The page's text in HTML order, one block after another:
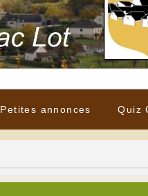
Petites annonces Quiz